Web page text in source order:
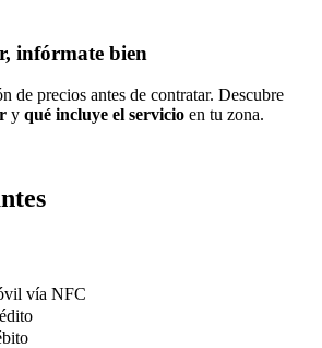
infórmate bien
de precios antes de contratar. Descubre
y qué incluye el servicio en tu zona.
vía NFC